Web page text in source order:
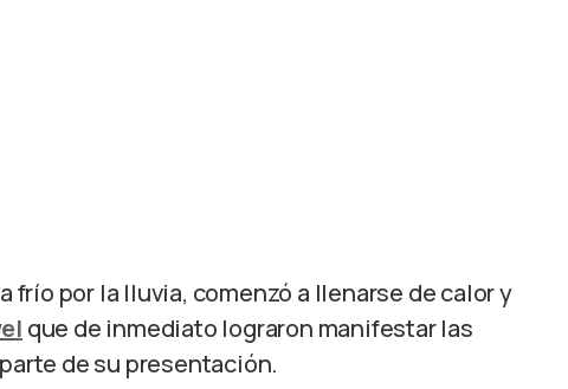
frío por la lluvia, comenzó a llenarse de calor y
que de inmediato lograron manifestar las
de su presentación.